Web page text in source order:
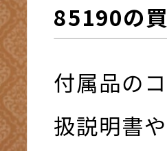
85190の
付属品の
扱説明書